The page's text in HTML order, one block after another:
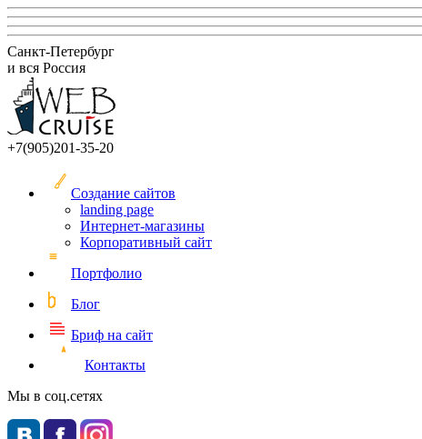
Санкт-Петербург
и вся Россия
+7(905)201-35-20
Создание сайтов
landing page
Интернет-магазины
Корпоративный сайт
Портфолио
Блог
Бриф на сайт
Контакты
Мы в соц.сетях